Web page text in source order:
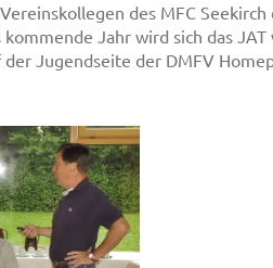
des MFC
Jahr wird sich das JAT
Jugendseite der DMFV